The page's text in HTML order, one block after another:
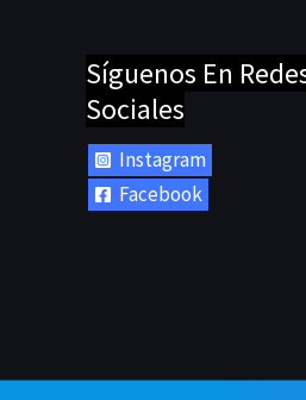
Síguenos En
Sociales
Instagram
Facebook